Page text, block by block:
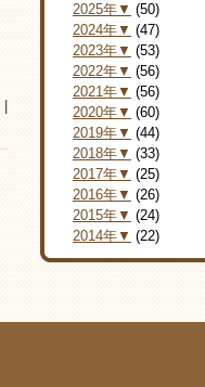
2025年▼ (50)
2024年▼ (47)
2023年▼ (53)
2022年▼ (56)
2021年▼ (56)
2020年▼ (60)
2019年▼ (44)
2018年▼ (33)
2017年▼ (25)
2016年▼ (26)
2015年▼ (24)
2014年▼ (22)